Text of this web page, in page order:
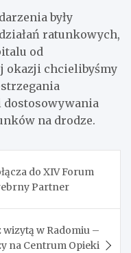
były
ratunkowych,
od
okazji chcielibyśmy
na drodze.
do XIV Forum
Partner
w Radomiu –
na Centrum Opieki